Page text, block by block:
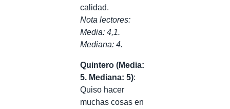
calidad.
Nota lectores:
Media: 4,1.
Mediana: 4.
Quintero (Media:
5. Mediana: 5):
Quiso hacer
muchas cosas en